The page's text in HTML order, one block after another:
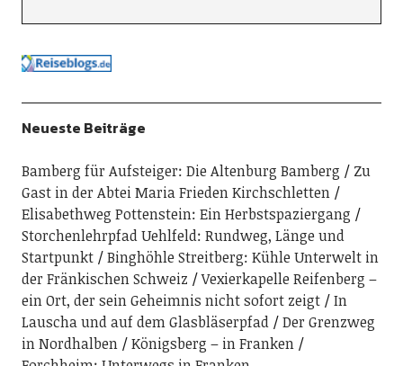
Neueste Beiträge
Bamberg für Aufsteiger: Die Altenburg Bamberg
Zu
Gast in der Abtei Maria Frieden Kirchschletten
Elisabethweg Pottenstein: Ein Herbstspaziergang
Storchenlehrpfad Uehlfeld: Rundweg, Länge und
Startpunkt
Binghöhle Streitberg: Kühle Unterwelt in
der Fränkischen Schweiz
Vexierkapelle Reifenberg –
ein Ort, der sein Geheimnis nicht sofort zeigt
In
Lauscha und auf dem Glasbläserpfad
Der Grenzweg
in Nordhalben
Königsberg – in Franken